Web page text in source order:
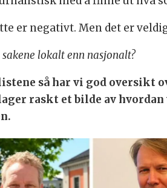
er negativt. Men det er
lokalt enn nasjonalt?
så har vi god oversikt
raskt et bilde av